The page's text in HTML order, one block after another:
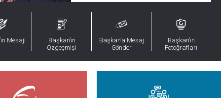
Mesajı
Başkan’ın
Özgeçmişi
Başkan’a Mesaj
Gönder
Başkan’ın
Fotoğrafları